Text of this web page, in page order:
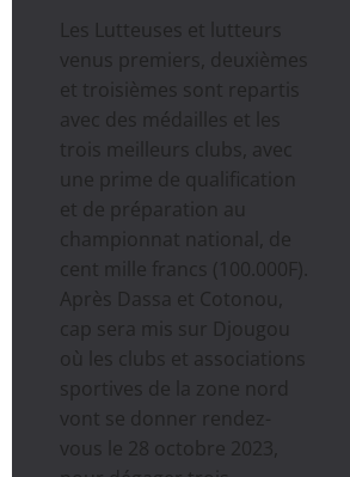
Les Lutteuses et lutteurs
venus premiers, deuxièmes
et troisièmes sont repartis
avec des médailles et les
trois meilleurs clubs, avec
une prime de qualification
et de préparation au
championnat national, de
cent mille francs (100.000F).
Après Dassa et Cotonou,
cap sera mis sur Djougou
où les clubs et associations
sportives de la zone nord
vont se donner rendez-
vous le 28 octobre 2023,